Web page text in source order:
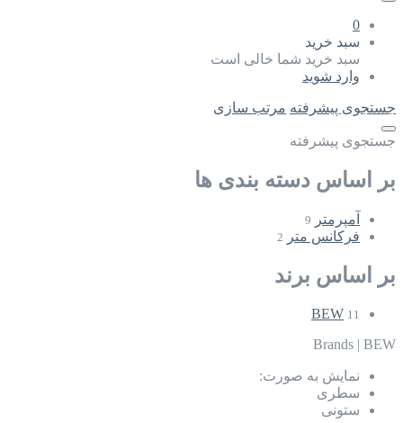
0
سبد خرید
سبد خرید شما خالی است
وارد شوید
جستجوی پیشرفته مرتب سازی
جستجوی پیشرفته
بر اساس دسته بندی ها
آمپرمتر 9
فرکانس متر 2
بر اساس برند
BEW 11
Brands | BEW
نمایش به صورت:
سطری
ستونی